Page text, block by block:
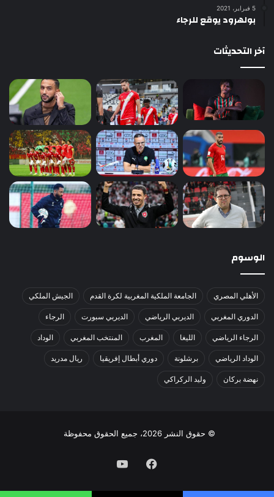
5 فبراير، 2021
بولهرود يوقع للرجاء
آخر التحديثات
الوسوم
الأهلي المصري الجامعة الملكية المغربية لكرة القدم الجيش الملكي
الدوري المغربي الديربي الرياضي الديربي سبورت الرجاء
الرجاء الرياضي الليغا المغرب المنتخب المغربي الوداد
الوداد الرياضي برشلونة دوري أبطال إفريقيا ريال مدريد
نهضة بركان وليد الركراكي
© حقوق النشر 2026، جميع الحقوق محفوظة
فيسبوك